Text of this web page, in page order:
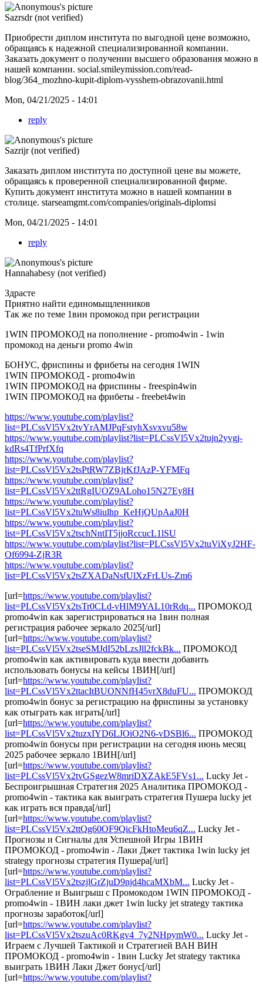
Sazrsdr (not verified)
Приобрести диплом института по выгодной цене возможно,
обращаясь к надежной специализированной компании.
Заказать документ о получении высшего образования можно в
нашей компании. social.smileymission.com/read-
blog/364_mozhno-kupit-diplom-vysshem-obrazovanii.html
Mon, 04/21/2025 - 14:01
reply
Sazrijr (not verified)
Заказать диплом института по доступной цене вы можете,
обращаясь к проверенной специализированной фирме.
Купить документ института можно в нашей компании в
столице. starseamgmt.com/companies/originals-diplomsi
Mon, 04/21/2025 - 14:01
reply
Hannahabesy (not verified)
Здрасте
Приятно найти единомыщленников
Так же по теме 1вин промокод при регистрации
1WIN ПРОМОКОД на пополнение - promo4win - 1win
промокод на деньги promo 4win
БОНУС, фриспины и фрибеты на сегодня 1WIN
1WIN ПРОМОКОД - promo4win
1WIN ПРОМОКОД на фриспины - freespin4win
1WIN ПРОМОКОД на фрибеты - freebet4win
https://www.youtube.com/playlist?
list=PLCssVl5Vx2tvYrAMJPqFstyhXsvxvu58w
https://www.youtube.com/playlist?list=PLCssVl5Vx2tujn2yvgj-
kdRs4TfPrfXfq
https://www.youtube.com/playlist?
list=PLCssVl5Vx2tsPtRW7ZBjrKfJAzP-YFMFq
https://www.youtube.com/playlist?
list=PLCssVl5Vx2ttRgIUOZ9ALoho15N27Ey8H
https://www.youtube.com/playlist?
list=PLCssVl5Vx2tuWs8iulhp_KeHjQUpAaJ0H
https://www.youtube.com/playlist?
list=PLCssVl5Vx2tschNntIT5jjoRccucL1lSU
https://www.youtube.com/playlist?list=PLCssVl5Vx2tuViXyJ2HF-
Of6994-ZjR3R
https://www.youtube.com/playlist?
list=PLCssVl5Vx2tsZXADaNsfUlXzFrLUs-Zm6
[url=https://www.youtube.com/playlist?
list=PLCssVl5Vx2tsTr0CLd-vHlM9YAL10rRdq... ПРОМОКОД
promo4win как зарегистрироваться на 1вин полная
регистрация рабочее зеркало 2025[/url]
[url=https://www.youtube.com/playlist?
list=PLCssVl5Vx2tseSMJdI52bLzsJll2fckBk... ПРОМОКОД
promo4win как активировать куда ввести добавить
использовать бонусы на кейсы 1ВИН[/url]
[url=https://www.youtube.com/playlist?
list=PLCssVl5Vx2ttacItBUONNfH45vrX8duFU... ПРОМОКОД
promo4win бонус за регистрацию на фриспины за установку
как отыграть как играть[/url]
[url=https://www.youtube.com/playlist?
list=PLCssVl5Vx2tuzxIYD6LJOiO2N6-vDSBl6... ПРОМОКОД
promo4win бонусы при регистрации на сегодня июнь месяц
2025 рабочее зеркало 1ВИН[/url]
[url=https://www.youtube.com/playlist?
list=PLCssVl5Vx2tvGSgezW8mriDXZAkE5FVs1... Lucky Jet -
Беспроигрышная Стратегия 2025 Аналитика ПРОМОКОД -
promo4win - тактика как выиграть стратегия Пушера lucky jet
как играть вся правда[/url]
[url=https://www.youtube.com/playlist?
list=PLCssVl5Vx2ttQg60OF9QicFkHtoMeu6qZ... Lucky Jet -
Прогнозы и Сигналы для Успешной Игры 1ВИН
ПРОМОКОД - promo4win - Лаки Джет тактика 1win lucky jet
strategy прогнозы стратегия Пушера[/url]
[url=https://www.youtube.com/playlist?
list=PLCssVl5Vx2tszjlGrZjuD9njd4hcaMXbM... Lucky Jet -
Ограбление и Выигрыш с Промокодом 1WIN ПРОМОКОД -
promo4win - 1ВИН лаки джет 1win lucky jet strategy тактика
прогнозы заработок[/url]
[url=https://www.youtube.com/playlist?
list=PLCssVl5Vx2tszuAc0RKgv4_7y2NHpymW0... Lucky Jet -
Играем с Лучшей Тактикой и Стратегией ВАН ВИН
ПРОМОКОД - promo4win - 1вин Lucky Jet strategy тактика
выиграть 1ВИН Лаки Джет бонус[/url]
[url=https://www.youtube.com/playlist?